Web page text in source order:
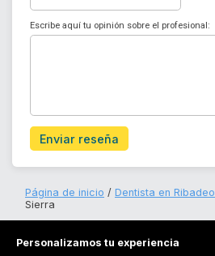
Escribe aquí tu opinión sobre el profesional:
Enviar reseña
Página de inicio Dentista en Ribadeo
Sierra
Personalizamos tu experiencia